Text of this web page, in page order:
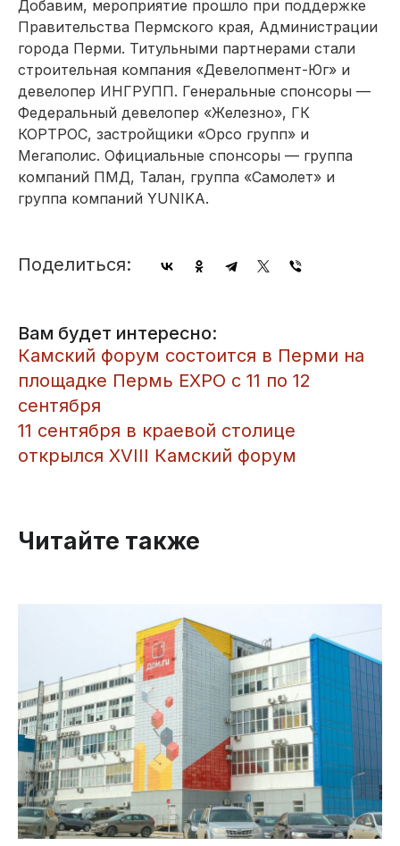
Добавим, мероприятие прошло при поддержке
Правительства Пермского края, Администрации
города Перми. Титульными партнерами стали
строительная компания «Девелопмент-Юг» и
девелопер ИНГРУПП. Генеральные спонсоры —
Федеральный девелопер «Железно», ГК
КОРТРОС, застройщики «Орсо групп» и
Мегаполис. Официальные спонсоры — группа
компаний ПМД, Талан, группа «Самолет» и
группа компаний YUNIKA.
Поделиться:
Вам будет интересно:
​Камский форум состоится в Перми на
площадке Пермь EXPO с 11 по 12
сентября
11 сентября в краевой столице
открылся XVIII Камский форум
Читайте также